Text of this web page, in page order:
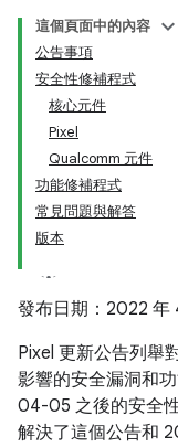
這個頁面中的內容
公告事項
安全性修補程式
核心元件
Pixel
Qualcomm 元件
功能修補程式
常見問題與解答
版本
發布日期：2022 年
Pixel 更新公告列舉
影響的安全漏洞和
04-05 之後的安全
解決了這個公告和